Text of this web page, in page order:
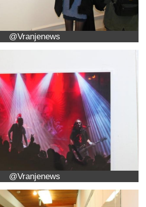
@Vranjenews
@Vranjenews